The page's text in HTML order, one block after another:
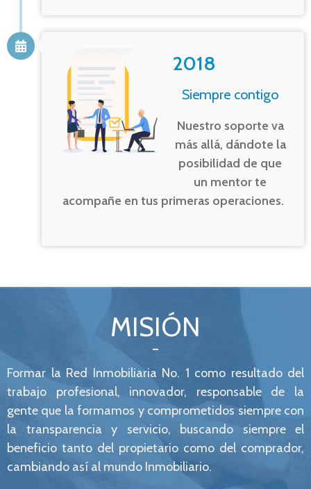
2018
Siempre contigo
Nuestro soporte va
más allá, dándote la
posibilidad de que
un mentor te
acompañe en tus primeras operaciones.
MISIÓN
Formar la Red Inmobiliaria No. 1 como resultado del
trabajo profesional, innovador, responsable de la
gente que la formamos y comprometidos siempre con
la transparencia y servicio, buscando siempre el
beneficio tanto del propietario como del comprador,
cambiando así al mundo Inmobiliario.